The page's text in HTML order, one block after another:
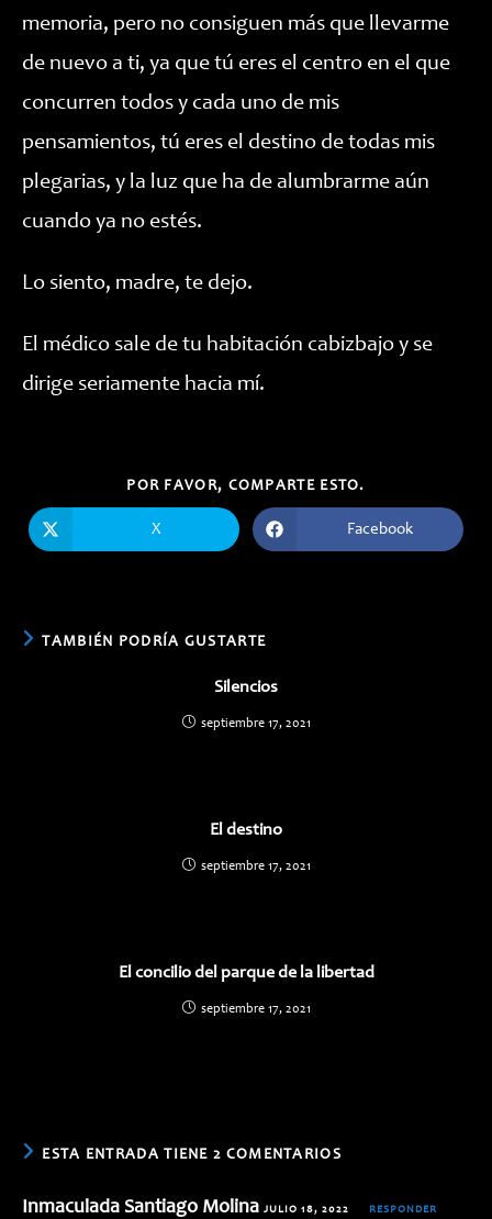
memoria, pero no consiguen más que llevarme
de nuevo a ti, ya que tú eres el centro en el que
concurren todos y cada uno de mis
pensamientos, tú eres el destino de todas mis
plegarias, y la luz que ha de alumbrarme aún
cuando ya no estés.
Lo siento, madre, te dejo.
El médico sale de tu habitación cabizbajo y se
dirige seriamente hacia mí.
POR FAVOR, COMPARTE ESTO.
CONTENIDO
abre
X
Se
abre
Facebook
TAMBIÉN PODRÍA GUSTARTE
Silencios
septiembre 17, 2021
El destino
septiembre 17, 2021
El concilio del parque de la libertad
septiembre 17, 2021
ESTA ENTRADA TIENE 2 COMENTARIOS
Inmaculada Santiago Molina JULIO 18, 2022 RESPONDER